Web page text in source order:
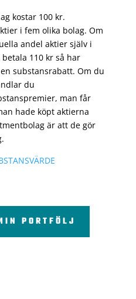
kostar 100 kr.
i fem olika bolag. Om
andel aktier själv i
110 kr så har
substansrabatt. Om du
du
man får
hade köpt aktierna
är att de gör
PORTFÖLJ